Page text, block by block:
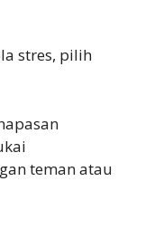
stres, pilih
teman atau